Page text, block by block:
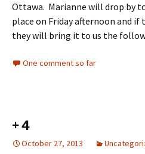
Ottawa. Marianne will drop by
place on Friday afternoon and
they will bring it to us the
One comment so far
+ 4
October 27, 2013